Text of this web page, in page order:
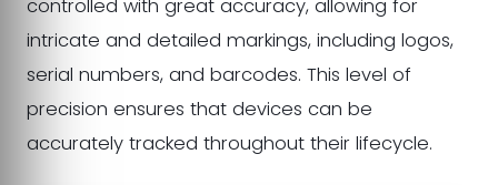
controlled with great accuracy, allowing for
intricate and detailed markings, including logos,
serial numbers, and barcodes. This level of
precision ensures that devices can be
accurately tracked throughout their lifecycle.